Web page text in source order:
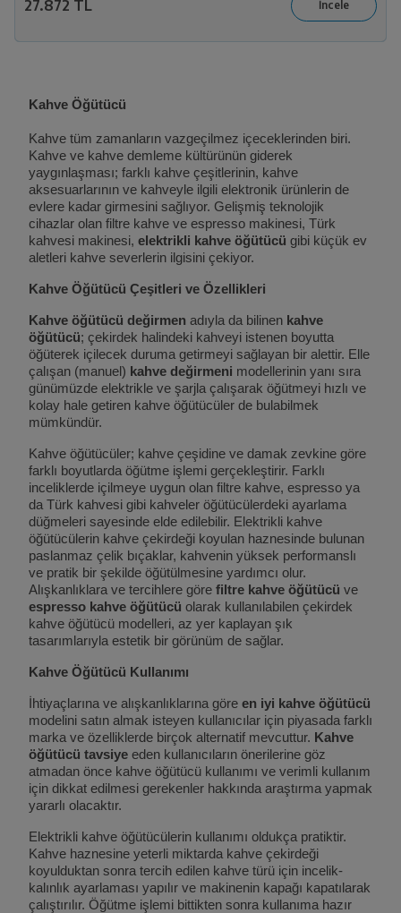
27.872 TL
Kahve Öğütücü
Kahve tüm zamanların vazgeçilmez içeceklerinden biri.
Kahve ve kahve demleme kültürünün giderek
yaygınlaşması; farklı kahve çeşitlerinin, kahve
aksesuarlarının ve kahveyle ilgili elektronik ürünlerin de
evlere kadar girmesini sağlıyor. Gelişmiş teknolojik
cihazlar olan filtre kahve ve espresso makinesi, Türk
kahvesi makinesi, elektrikli kahve öğütücü gibi küçük ev
aletleri kahve severlerin ilgisini çekiyor.
Kahve Öğütücü Çeşitleri ve Özellikleri
Kahve öğütücü değirmen adıyla da bilinen kahve
öğütücü; çekirdek halindeki kahveyi istenen boyutta
öğüterek içilecek duruma getirmeyi sağlayan bir alettir. Elle
çalışan (manuel) kahve değirmeni modellerinin yanı sıra
günümüzde elektrikle ve şarjla çalışarak öğütmeyi hızlı ve
kolay hale getiren kahve öğütücüler de bulabilmek
mümkündür.
Kahve öğütücüler; kahve çeşidine ve damak zevkine göre
farklı boyutlarda öğütme işlemi gerçekleştirir. Farklı
inceliklerde içilmeye uygun olan filtre kahve, espresso ya
da Türk kahvesi gibi kahveler öğütücülerdeki ayarlama
düğmeleri sayesinde elde edilebilir. Elektrikli kahve
öğütücülerin kahve çekirdeği koyulan haznesinde bulunan
paslanmaz çelik bıçaklar, kahvenin yüksek performanslı
ve pratik bir şekilde öğütülmesine yardımcı olur.
Alışkanlıklara ve tercihlere göre filtre kahve öğütücü ve
espresso kahve öğütücü olarak kullanılabilen çekirdek
kahve öğütücü modelleri, az yer kaplayan şık
tasarımlarıyla estetik bir görünüm de sağlar.
Kahve Öğütücü Kullanımı
İhtiyaçlarına ve alışkanlıklarına göre en iyi kahve öğütücü
modelini satın almak isteyen kullanıcılar için piyasada farklı
marka ve özelliklerde birçok alternatif mevcuttur. Kahve
öğütücü tavsiye eden kullanıcıların önerilerine göz
atmadan önce kahve öğütücü kullanımı ve verimli kullanım
için dikkat edilmesi gerekenler hakkında araştırma yapmak
yararlı olacaktır.
Elektrikli kahve öğütücülerin kullanımı oldukça pratiktir.
Kahve haznesine yeterli miktarda kahve çekirdeği
koyulduktan sonra tercih edilen kahve türü için incelik-
kalınlık ayarlaması yapılır ve makinenin kapağı kapatılarak
çalıştırılır. Öğütme işlemi bittikten sonra kullanıma hazır